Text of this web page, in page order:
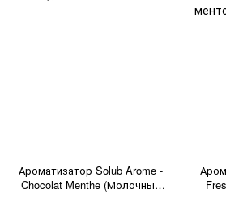
Ароматизатор Solub Arome -
Chocolat Menthe (Молочный